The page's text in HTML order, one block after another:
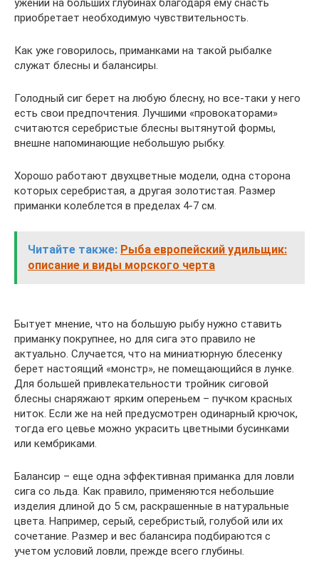
ужении на больших глубинах благодаря ему снасть
приобретает необходимую чувствительность.
Как уже говорилось, приманками на такой рыбалке
служат блесны и балансиры.
Голодный сиг берет на любую блесну, но все-таки у него
есть свои предпочтения. Лучшими «провокаторами»
считаются серебристые блесны вытянутой формы,
внешне напоминающие небольшую рыбку.
Хорошо работают двухцветные модели, одна сторона
которых серебристая, а другая золотистая. Размер
приманки колеблется в пределах 4-7 см.
Читайте также: Рыба европейский удильщик:
описание и виды морского черта
Бытует мнение, что на большую рыбу нужно ставить
приманку покрупнее, но для сига это правило не
актуально. Случается, что на миниатюрную блесенку
берет настоящий «монстр», не помещающийся в лунке.
Для большей привлекательности тройник сиговой
блесны снаряжают ярким опереньем – пучком красных
ниток. Если же на ней предусмотрен одинарный крючок,
тогда его цевье можно украсить цветными бусинками
или кембриками.
Балансир – еще одна эффективная приманка для ловли
сига со льда. Как правило, применяются небольшие
изделия длиной до 5 см, раскрашенные в натуральные
цвета. Например, серый, серебристый, голубой или их
сочетание. Размер и вес балансира подбираются с
учетом условий ловли, прежде всего глубины.